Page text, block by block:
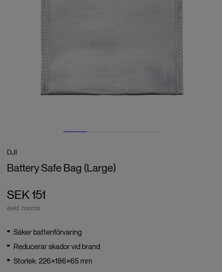
DJI
Battery Safe Bag (Large)
SEK 151
exkl. moms
Säker batteriförvaring
Reducerar skador vid brand
Storlek: 226×186×65 mm